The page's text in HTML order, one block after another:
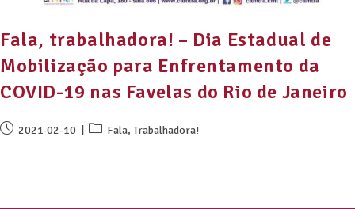
Fala, trabalhadora! – Dia Estadual de
Mobilização para Enfrentamento da
COVID-19 nas Favelas do Rio de Janeiro
2021-02-10 Fala, Trabalhadora!